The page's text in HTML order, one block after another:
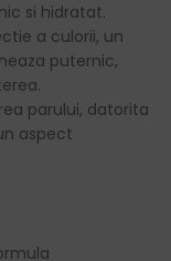
si hidratat.
a culorii, un
puternic,
parului, datorita
aspect